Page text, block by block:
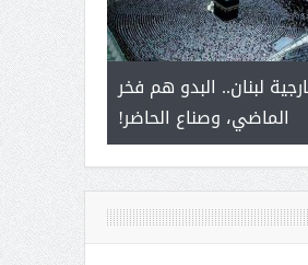
سلمان بن
لبنان.. البدو هم فخر
الماضي، وصناع الحاضر!